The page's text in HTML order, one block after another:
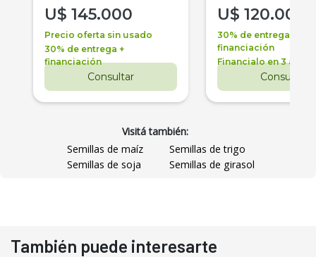
U$ 145.000
Precio oferta sin usado
30% de entrega +
financiación
Consultar
U$ 120.000
30% de entrega +
financiación
Financialo en 3 años
Consultar
Visitá también:
Semillas de maíz
Semillas de trigo
Semillas de soja
Semillas de girasol
También puede interesarte